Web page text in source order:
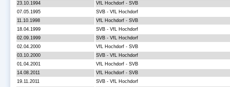
23.10.1994
VfL Hochdorf - SVB
07.05.1995
SVB - VfL Hochdorf
11.10.1998
VfL Hochdorf - SVB
18.04.1999
SVB - VfL Hochdorf
02.09.1999
SVB - VfL Hochdorf
02.04.2000
VfL Hochdorf - SVB
03.10.2000
SVB - VfL Hochdorf
01.04.2001
VfL Hochdorf - SVB
14.08.2011
VfL Hochdorf - SVB
19.11.2011
SVB - VfL Hochdorf